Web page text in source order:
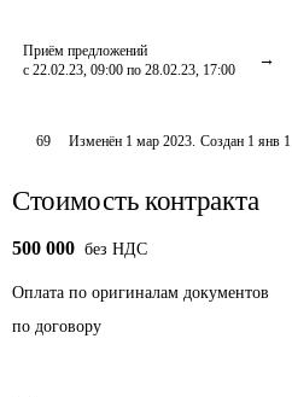
Приём предложений
с 22.02.23, 09:00 по 28.02.23, 17:00
69 Изменён 1 мар 2023. Создан 1 янв 1
Стоимость контракта
500 000 без НДС
Оплата по оригиналам документов
по договору